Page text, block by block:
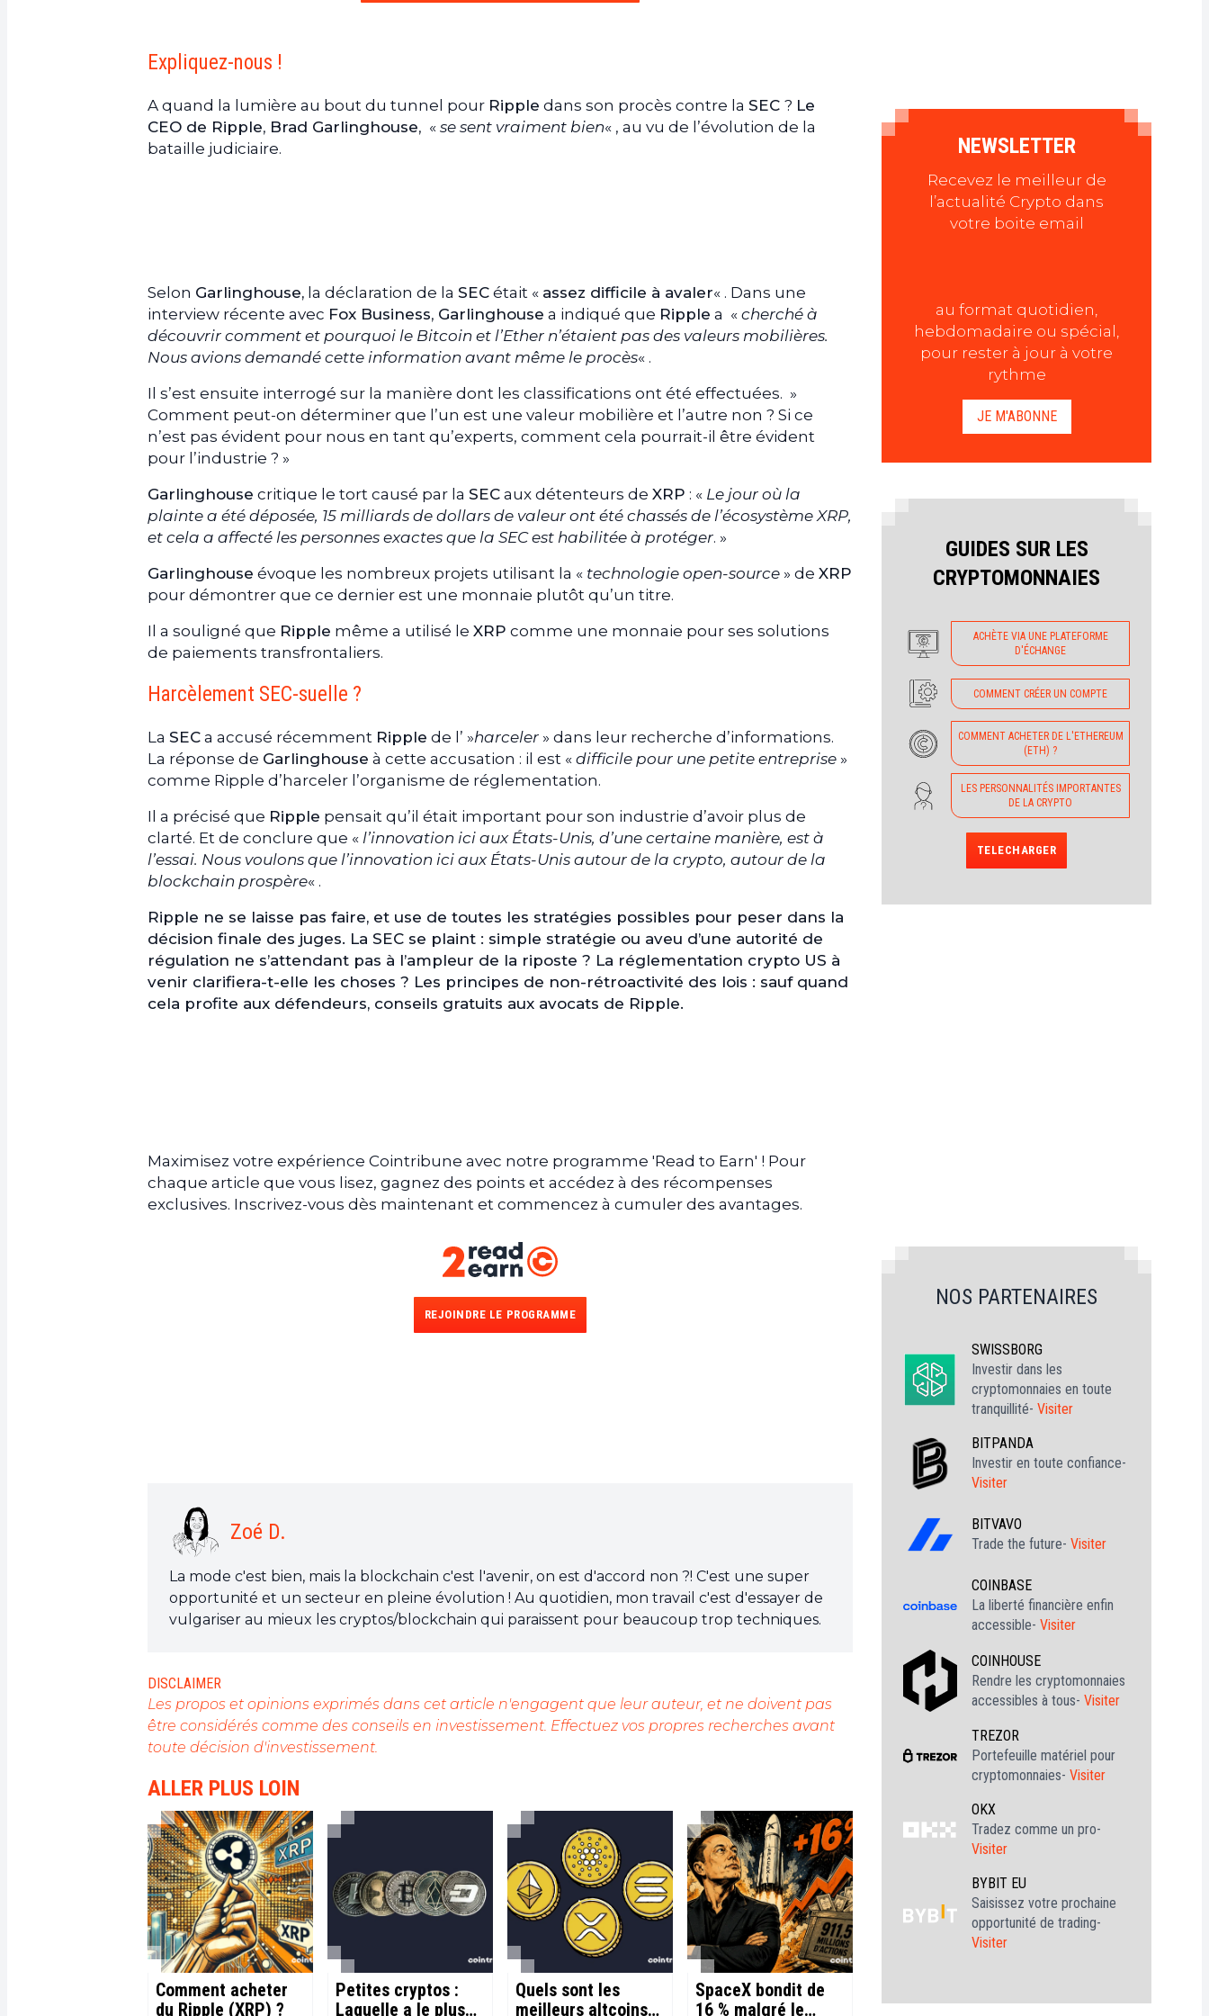
Expliquez-nous !
A quand la lumière au bout du tunnel pour Ripple dans son procès contre la SEC ? Le
CEO de Ripple, Brad Garlinghouse, « se sent vraiment bien« , au vu de l’évolution de la
bataille judiciaire.
Selon Garlinghouse, la déclaration de la SEC était « assez difficile à avaler« . Dans une
interview récente avec Fox Business, Garlinghouse a indiqué que Ripple a « cherché à
découvrir comment et pourquoi le Bitcoin et l’Ether n’étaient pas des valeurs mobilières.
Nous avions demandé cette information avant même le procès« .
Il s’est ensuite interrogé sur la manière dont les classifications ont été effectuées. »
Comment peut-on déterminer que l’un est une valeur mobilière et l’autre non ? Si ce
n’est pas évident pour nous en tant qu’experts, comment cela pourrait-il être évident
pour l’industrie ? »
Garlinghouse critique le tort causé par la SEC aux détenteurs de XRP : « Le jour où la
plainte a été déposée, 15 milliards de dollars de valeur ont été chassés de l’écosystème XRP,
et cela a affecté les personnes exactes que la SEC est habilitée à protéger. »
Garlinghouse évoque les nombreux projets utilisant la « technologie open-source » de XRP
pour démontrer que ce dernier est une monnaie plutôt qu’un titre.
Il a souligné que Ripple même a utilisé le XRP comme une monnaie pour ses solutions
de paiements transfrontaliers.
Harcèlement SEC-suelle ?
La SEC a accusé récemment Ripple de l’ »harceler » dans leur recherche d’informations.
La réponse de Garlinghouse à cette accusation : il est « difficile pour une petite entreprise »
comme Ripple d’harceler l’organisme de réglementation.
Il a précisé que Ripple pensait qu’il était important pour son industrie d’avoir plus de
clarté. Et de conclure que « l’innovation ici aux États-Unis, d’une certaine manière, est à
l’essai. Nous voulons que l’innovation ici aux États-Unis autour de la crypto, autour de la
blockchain prospère« .
Ripple ne se laisse pas faire, et use de toutes les stratégies possibles pour peser dans la
décision finale des juges. La SEC se plaint : simple stratégie ou aveu d’une autorité de
régulation ne s’attendant pas à l’ampleur de la riposte ? La réglementation crypto US à
venir clarifiera-t-elle les choses ? Les principes de non-rétroactivité des lois : sauf quand
cela profite aux défendeurs, conseils gratuits aux avocats de Ripple.
Maximisez votre expérience Cointribune avec notre programme 'Read to Earn' ! Pour
chaque article que vous lisez, gagnez des points et accédez à des récompenses
exclusives. Inscrivez-vous dès maintenant et commencez à cumuler des avantages.
REJOINDRE LE PROGRAMME
Zoé D.
La mode c'est bien, mais la blockchain c'est l'avenir, on est d'accord non ?! C'est une super
opportunité et un secteur en pleine évolution ! Au quotidien, mon travail c'est d'essayer de
vulgariser au mieux les cryptos/blockchain qui paraissent pour beaucoup trop techniques.
DISCLAIMER
Les propos et opinions exprimés dans cet article n'engagent que leur auteur, et ne doivent pas
être considérés comme des conseils en investissement. Effectuez vos propres recherches avant
toute décision d'investissement.
ALLER PLUS LOIN
Comment acheter
du Ripple (XRP) ?
Petites cryptos :
Laquelle a le plus
Quels sont les
meilleurs altcoins
SpaceX bondit de
16 % malgré le
NEWSLETTER
Recevez le meilleur de
l’actualité Crypto dans
votre boite email
au format quotidien,
hebdomadaire ou spécial,
pour rester à jour à votre
rythme
JE M'ABONNE
GUIDES SUR LES
CRYPTOMONNAIES
ACHÈTE VIA UNE PLATEFORME
D'ÉCHANGE
COMMENT CRÉER UN COMPTE
COMMENT ACHETER DE L'ETHEREUM
(ETH) ?
LES PERSONNALITÉS IMPORTANTES
DE LA CRYPTO
TELECHARGER
NOS PARTENAIRES
SWISSBORG
Investir dans les
cryptomonnaies en toute
tranquillité- Visiter
BITPANDA
Investir en toute confiance-
Visiter
BITVAVO
Trade the future- Visiter
COINBASE
La liberté financière enfin
accessible- Visiter
COINHOUSE
Rendre les cryptomonnaies
accessibles à tous- Visiter
TREZOR
Portefeuille matériel pour
cryptomonnaies- Visiter
OKX
Tradez comme un pro-
Visiter
BYBIT EU
Saisissez votre prochaine
opportunité de trading-
Visiter